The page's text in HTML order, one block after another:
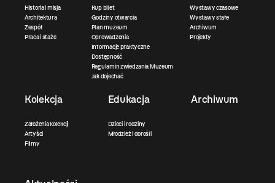
Historia i misja
Architektura
Zespół
Praca i staże
Kup bilet
Godziny otwarcia
Plan muzeum
Oprowadzenia
Informacje praktyczne
Dostępność
Regulamin zwiedzania Muzeum
Jak dojechać
Wystawy czasowe
Wystawy stałe
Archiwum
Projekty
Kolekcja
Założenia kolekcji
Artyści
Filmy
Edukacja
Dzieci i rodziny
Młodzież i dorośli
Archiwum